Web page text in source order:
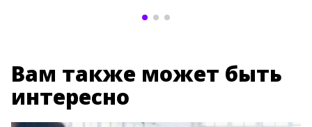
Вам также может быть
интересно